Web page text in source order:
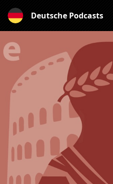
Deutsche Podcasts